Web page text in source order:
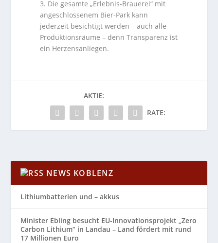
3. Die gesamte „Erlebnis-Brauerei“ mit
angeschlossenem Bier-Park kann
jederzeit besichtigt werden – auch alle
Produktionsräume – denn Transparenz ist
ein Herzensanliegen.
AKTIE:
RATE:
NEWS KOBLENZ
Lithiumbatterien und – akkus
Minister Ebling besucht EU-Innovationsprojekt „Zero
Carbon Lithium“ in Landau – Land fördert mit rund
17 Millionen Euro